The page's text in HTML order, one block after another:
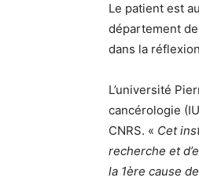
Le patient est
département
dans la
L’université
cancérologie
CNRS. « Cet
recherche et
la 1ère cause